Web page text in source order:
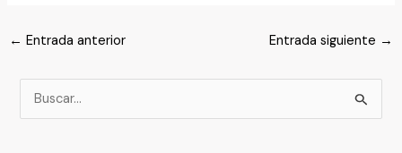
← Entrada anterior Entrada siguiente →
u